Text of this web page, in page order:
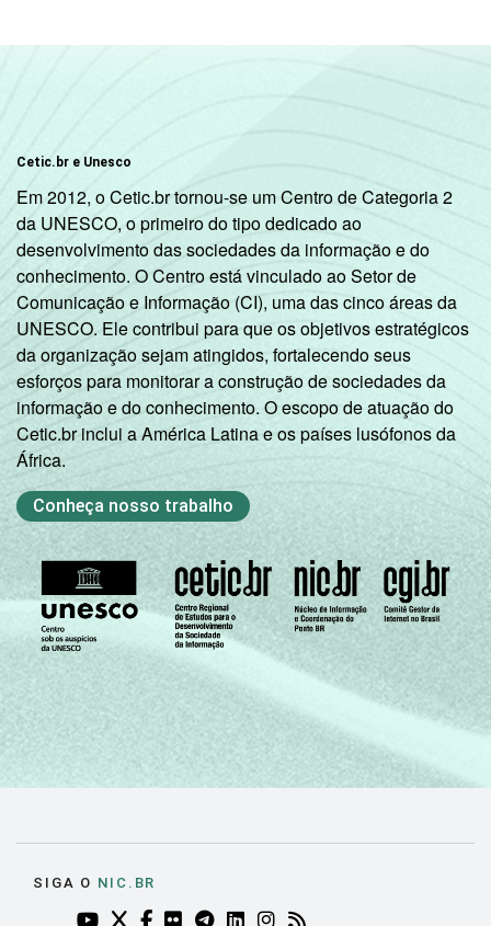
Cetic.br e Unesco
Em 2012, o Cetic.br tornou-se um Centro de Categoria 2
da UNESCO, o primeiro do tipo dedicado ao
desenvolvimento das sociedades da informação e do
conhecimento. O Centro está vinculado ao Setor de
Comunicação e Informação (CI), uma das cinco áreas da
UNESCO. Ele contribui para que os objetivos estratégicos
da organização sejam atingidos, fortalecendo seus
esforços para monitorar a construção de sociedades da
informação e do conhecimento. O escopo de atuação do
Cetic.br inclui a América Latina e os países lusófonos da
África.
Conheça nosso trabalho
SIGA O NIC.BR
YOUTUBE DO NIC.BR (ABRE EM NOVA ABA)
TWITTER DO NIC.BR (ABRE EM NOVA ABA)
FACEBOOK DO NIC.BR (ABRE EM NOVA
FLICKR DO NIC.BR (ABRE EM NOVA
TELEGRAM DO NIC.BR (ABRE EM
LINKEDIN DO NIC.BR (ABRE
INSTAGRAM DO NIC.BR
RSS DO NIC.BR (ABRE